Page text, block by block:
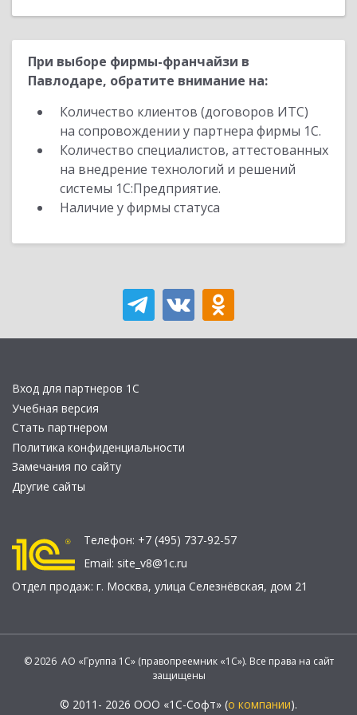
При выборе фирмы-франчайзи в
Павлодаре, обратите внимание на:
Количество клиентов (договоров ИТС)
на сопровождении у партнера фирмы 1С.
Количество специалистов, аттестованных
на внедрение технологий и решений
системы 1С:Предприятие.
Наличие у фирмы статуса
Вход для партнеров 1С
Учебная версия
Стать партнером
Политика конфиденциальности
Замечания по сайту
Другие сайты
Телефон: +7 (495) 737-92-57
Email: site_v8@1c.ru
Отдел продаж: г. Москва, улица Селезнёвская, дом 21
© 2026 АО «Группа 1С» (правопреемник «1С»). Все права на сайт
защищены
© 2011- 2026 ООО «1С-Софт» (о компании).